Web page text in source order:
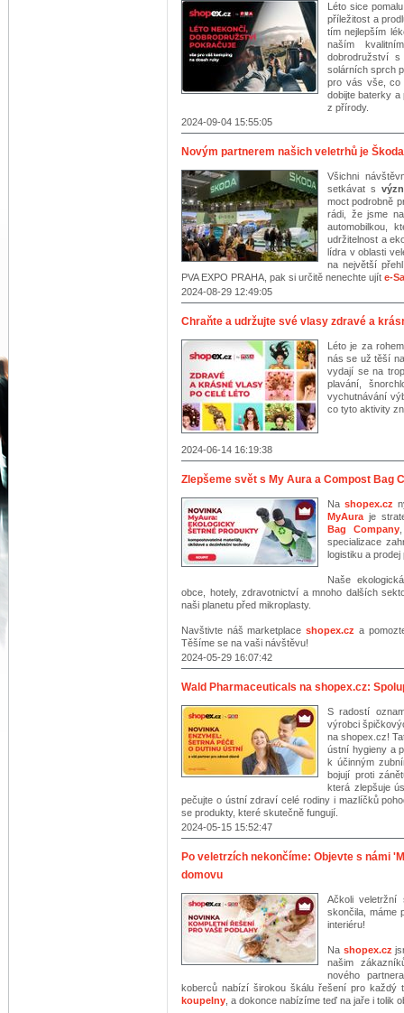
Léto sice
příležitost a
tím nejlepším
naším
dobrodružství
solárních sprch
pro vás vše, co
dobijte baterky
z přírody.
2024-09-04 15:55:05
Novým partnerem našich veletrhů je
Všichni
setkávat s
moct podrobně
rádi, že jsme
automobilkou,
udržitelnost a
lídra v oblasti
na největší
PVA EXPO PRAHA, pak si určitě nenechte ujít e-
2024-08-29 12:49:05
Chraňte a udržujte své vlasy zdravé a
Léto je za
nás se už těší
vydají se na
plavání,
vychutnávání
co tyto aktivity
2024-06-14 16:19:38
Zlepšeme svět s My Aura a Compost Bag
Na shopex.cz
MyAura je
Bag Company
specializace
logistiku a
Naše
obce, hotely, zdravotnictví a mnoho dalších
naši planetu před mikroplasty.
Navštivte náš marketplaceshopex.cz a
Těšíme se na vaši návštěvu!
2024-05-29 16:07:42
Wald Pharmaceuticals na shopex.cz:
S radostí
výrobci
na shopex.cz!
ústní hygieny a
k účinným
bojují proti
která zlepšuje
pečujte o ústní zdraví celé rodiny i mazlíčků
se produkty, které skutečně fungují.
2024-05-15 15:52:47
Po veletrzích nekončíme: Objevte s námi
domovu
Ačkoli
skončila, máme
interiéru!
Na shopex.cz
našim
nového
koberců nabízí širokou škálu řešení pro každý
koupelny , a dokonce nabízíme teď na jaře i tolik